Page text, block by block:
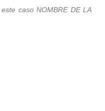
caso NOMBRE DE LA